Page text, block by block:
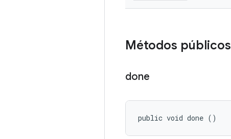
Métodos públicos
done
public void done ()